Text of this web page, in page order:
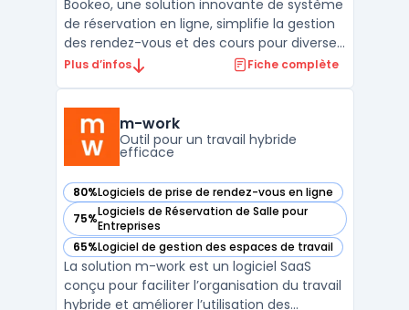
Bookeo, une solution innovante de système
de réservation en ligne, simplifie la gestion
des rendez-vous et des cours pour diverses
activités. Avec son widget de réservation
offrant une synchronisation d'applications
fluid ...
Plus d’infos Fiche complète
m-work
Outil pour un travail hybride
efficace
80%Logiciels de prise de rendez-vous en ligne
— voir m-work dans cette catégorie
75%Logiciels de Réservation de Salle pour
Entreprises
— voir m-work dans cette catégorie
65%Logiciel de gestion des espaces de travail
— voir m-work dans cette catégorie
La solution m-work est un logiciel SaaS
conçu pour faciliter l’organisation du travail
hybride et améliorer l’utilisation des